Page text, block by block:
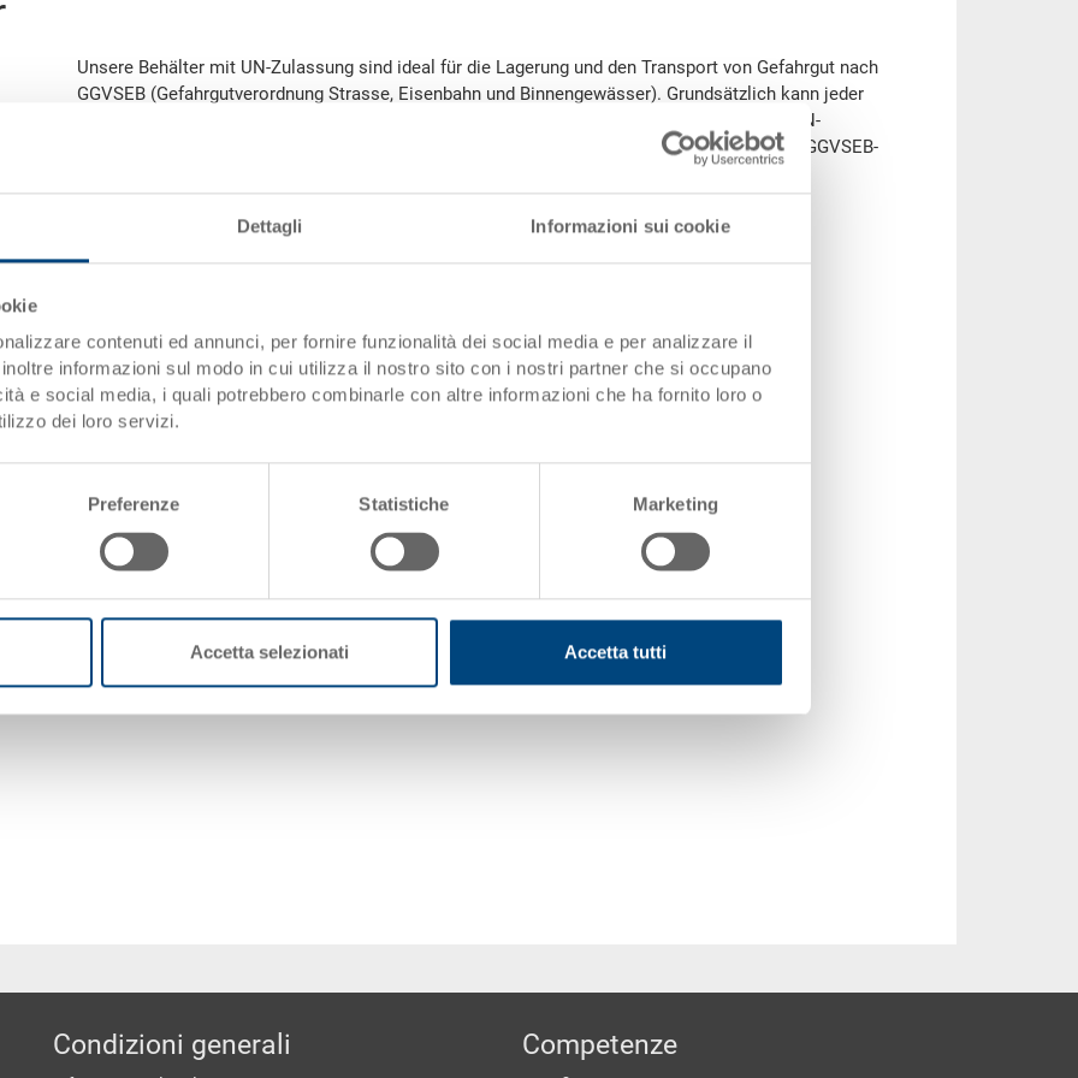
Dettagli Informazioni sui cookie
contenuti ed annunci, per fornire funzionalità dei social media e per analizzare il
informazioni sul modo in cui utilizza il nostro sito con i nostri partner che si occupano
e social media, i quali potrebbero combinarle con altre informazioni che ha fornito loro o
dei loro servizi.
Preferenze Statistiche Marketing
Accetta selezionati Accetta tutti
Unsere Behälter mit UN-Zulassung sind ideal für die Lagerung und den Transport von Gefahrgut nach
GGVSEB (Gefahrgutverordnung Strasse, Eisenbahn und Binnengewässer). Grundsätzlich kann jeder
von uns produzierte Behälter mittels umfangreichen Tests UN-geprüft und anschliessend UN-
zertifiziert werden - wir erledigen für Sie die Zulassungsformalitäten. Eine Auswahl unserer GGVSEB-
PALOXE GGVSEB
Condizioni generali Competenze